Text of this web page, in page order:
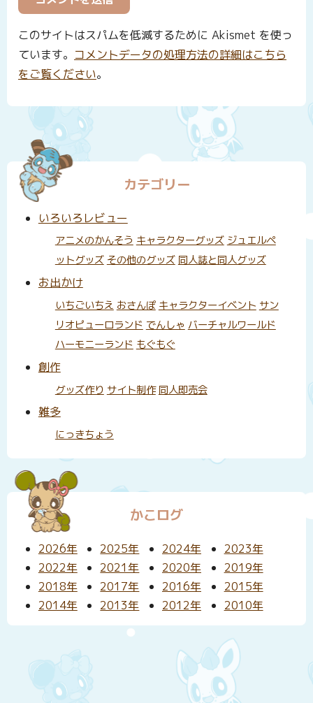
このサイトはスパムを低減するために Akismet を使っ
ています。 コメントデータの処理方法の詳細はこちら
をご覧ください。
カテゴリー
いろいろレビュー
アニメのかんそう キャラクターグッズ ジュエルペ
ットグッズ その他のグッズ 同人誌と同人グッズ
お出かけ
いちごいちえ おさんぽ キャラクターイベント サン
リオピューロランド でんしゃ バーチャルワールド
ハーモニーランド もぐもぐ
創作
グッズ作り サイト制作 同人即売会
雑多
にっきちょう
かこログ
2026年 2025年 2024年
2023年
2022年
2021年 2020年
2019年
2018年
2017年 2016年
2015年
2014年
2013年 2012年 2010年